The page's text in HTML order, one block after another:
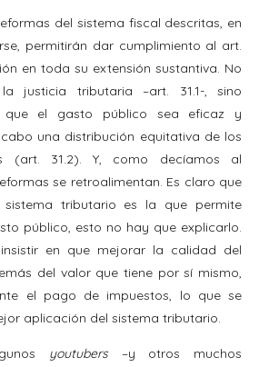
del sistema fiscal descritas, en
permitirán dar cumplimiento al art.
en toda su extensión sustantiva. No
justicia tributaria –art. 31.1-, sino
que el gasto público sea eficaz y
una distribución equitativa de los
(art. 31.2). Y, como decíamos al
se retroalimentan. Es claro que
tributario es la que permite
público, esto no hay que explicarlo.
en que mejorar la calidad del
del valor que tiene por sí mismo,
el pago de impuestos, lo que se
aplicación del sistema tributario.
youtubers–y otros muchos